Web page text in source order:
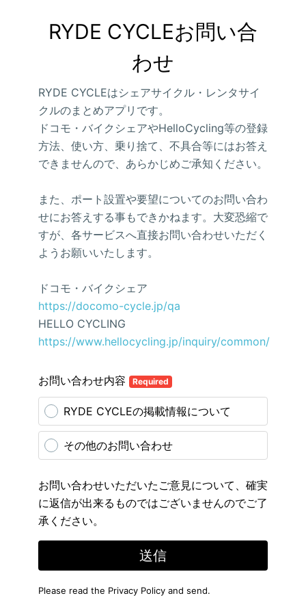
RYDE CYCLEお問い合
わせ
RYDE CYCLEはシェアサイクル・レンタサイ
クルのまとめアプリです。
ドコモ・バイクシェアやHelloCycling等の登録
方法、使い方、乗り捨て、不具合等にはお答え
できませんので、あらかじめご承知ください。
また、ポート設置や要望についてのお問い合わ
せにお答えする事もできかねます。大変恐縮で
すが、各サービスへ直接お問い合わせいただく
ようお願いいたします。
ドコモ・バイクシェア
https://docomo-cycle.jp/qa
HELLO CYCLING
https://www.hellocycling.jp/inquiry/common/
お問い合わせ内容 Required
RYDE CYCLEの掲載情報について
その他のお問い合わせ
お問い合わせいただいたご意見について、確実
に返信が出来るものではございませんのでご了
承ください。
送信
Please read the Privacy Policy and send.